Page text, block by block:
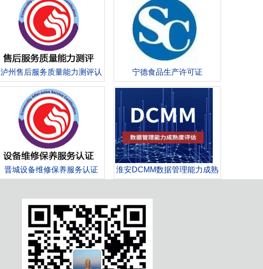
泸州售后服务质量能力测评认
证
宁德食品生产许可证
晋城设备维修保养服务认证
淮安DCMM数据管理能力成熟
度模型